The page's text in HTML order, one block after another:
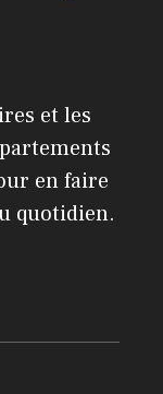
et les
en faire
quotidien.